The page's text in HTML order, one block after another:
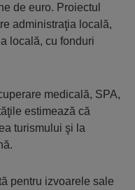
de euro. Proiectul
administraţia locală,
locală, cu fonduri
medicală, SPA,
estimează că
turismului şi la
pentru izvoarele sale